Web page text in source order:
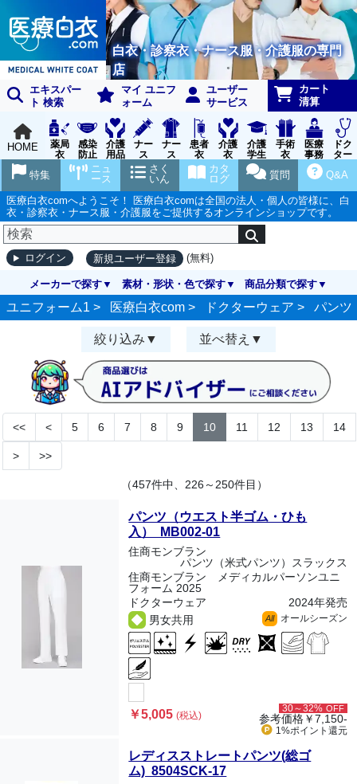
白衣・診察衣・ナース服・介護服の専門
店
エキスパー
ト 検索
マイ ユニフ
ォーム
ユーザー
サービス
カート
清算
HOME
薬局
衣
感染
防止
用品
介護
用品
ナー
ス
グッ
ズ
ナー
ス
ウェ
ア
患者
衣
介護
衣
介護
学生
実習
衣
手術
衣
医療
事務
受付
ドク
ター
ア
Q&A
質問
カタ
ログ
さく
いん
ニュ
ース
特集
医療白衣comへようこそ！ 医療白衣comは全国の法人・個人の皆様に、白
衣・診察衣・ナース服・介護服をご提供するオンラインショップです。
ログイン 新規ユーザー登録 (無料)
メーカーで探す 素材・形状・色で探す 商品分類で探す
ユニフォーム1 > 医療白衣com > ドクターウェア > パンツ
絞り込み 並べ替え
<< < 5 6 7 8 9 10 11 12 13 14
> >>
（457件中、226～250件目）
パンツ（ウエスト半ゴム・ひも
入） MB002-01
住商モンブラン
パンツ（米式パンツ）スラックス
住商モンブラン メディカルパーソンユニ
フォーム 2025
ドクターウェア
2024年発売
男女共用
All オールシーズン
￥5,005(税込)
30～32% OFF
参考価格￥7,150-
1%ポイント 還元
レディスストレートパンツ(総ゴ
ム) 8504SCK-17